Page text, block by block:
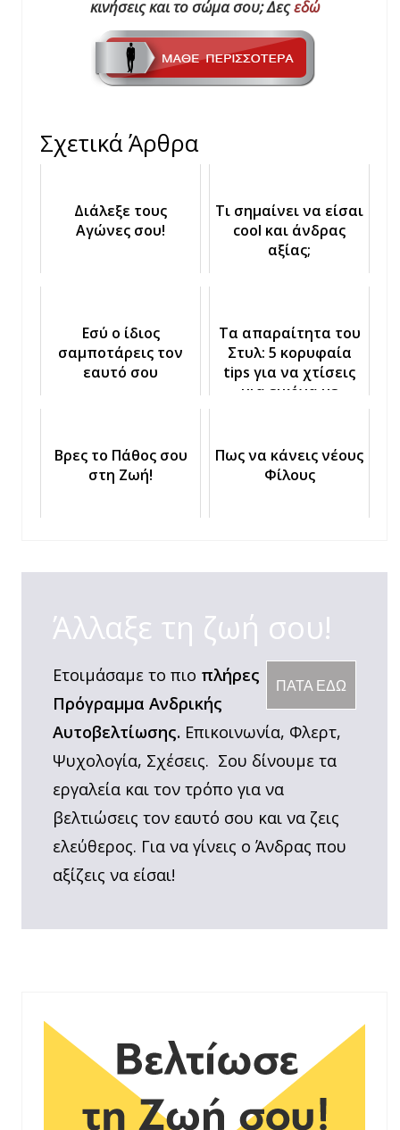
κινήσεις και το σώμα σου; Δεςεδώ
Σχετικά Άρθρα
Διάλεξε τους
Αγώνες σου!
Τι σημαίνει να είσαι
cool και άνδρας
αξίας;
Εσύ ο ίδιος
σαμποτάρεις τον
εαυτό σου
Τα απαραίτητα του
Στυλ: 5 κορυφαία
tips για να χτίσεις
μια εικόνα με
Βρες το Πάθος σου
στη Ζωή!
Πως να κάνεις νέους
Φίλους
Άλλαξε τη ζωή σου!
ΠΑΤΑ ΕΔΩ
Ετοιμάσαμε το πιο πλήρες
Πρόγραμμα Ανδρικής
Αυτοβελτίωσης. Επικοινωνία, Φλερτ,
Ψυχολογία, Σχέσεις. Σου δίνουμε τα
εργαλεία και τον τρόπο για να
βελτιώσεις τον εαυτό σου και να ζεις
ελεύθερος. Για να γίνεις ο Άνδρας που
αξίζεις να είσαι!